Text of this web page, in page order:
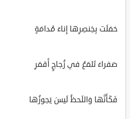
حَمَلَت بِخِنصِرِها إِناءَ مُدامَةٍ
صَفراءَ تَلمَعُ في زُجاجٍ أَقمَرِ
فَكَأَنَّها وَاللَحظُ لَيسَ يَجوزُها